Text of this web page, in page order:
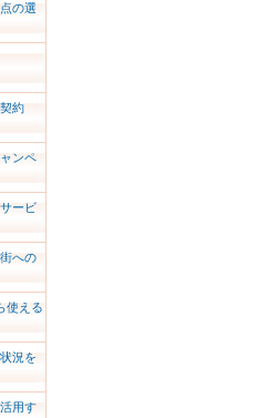
の選
約
ンペ
ービ
への
使える
況を
用す